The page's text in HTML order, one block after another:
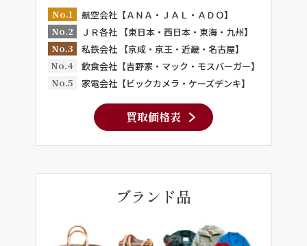
No.1
航空会社【ＡＮＡ・ＪＡＬ・ＡＤＯ】
No.2
ＪＲ各社 【東日本・西日本・東海・九州】
No.3
私鉄会社 【京成・京王・近畿・名古屋】
No.4
飲食会社【吉野家・マック・モスバーガー】
No.5
家電会社【ビックカメラ・ケーズデンキ】
買取価格表
ブランド品